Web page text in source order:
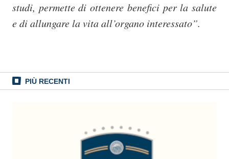
studi, permette di ottenere benefici per la salute
e di allungare la vita all’organo interessato”.
PIÙ RECENTI